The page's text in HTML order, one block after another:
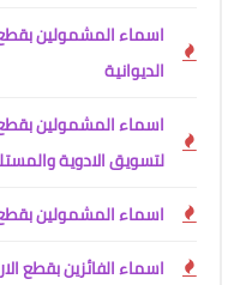
اسماء المشمولين
الديوانية
اسماء المشمولين
لتسويق الادوية
اسماء المشمولين
اسماء الفائزين بقطع